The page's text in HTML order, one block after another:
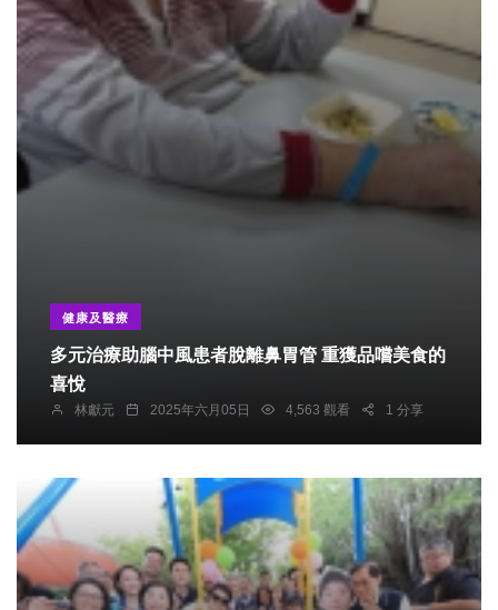
健康及醫療
多元治療助腦中風患者脫離鼻胃管 重獲品嚐美食的
喜悅
林獻元 2025年六月05日 4,563 觀看 1 分享